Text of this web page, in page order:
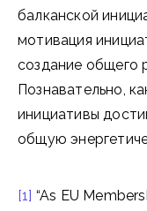
балканской
мотивация
создание общего
Познавательно,
инициативы
общую
[1] “As EU